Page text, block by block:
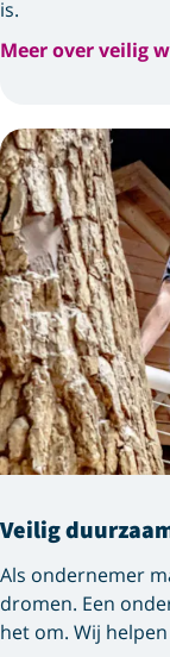
is.
Meer over veilig
Veilig
Als ondernemer
dromen. Een
het om. Wij